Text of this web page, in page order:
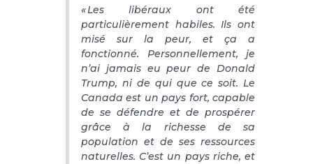
« Les libéraux ont été
particulièrement habiles. Ils ont
misé sur la peur, et ça a
fonctionné. Personnellement, je
n’ai jamais eu peur de Donald
Trump, ni de qui que ce soit. Le
Canada est un pays fort, capable
de se défendre et de prospérer
grâce à la richesse de sa
population et de ses ressources
naturelles. C’est un pays riche, et